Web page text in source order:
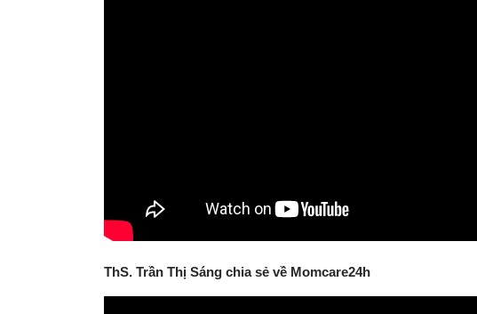
ThS. Trần Thị Sáng chia sẻ về Momcare24h